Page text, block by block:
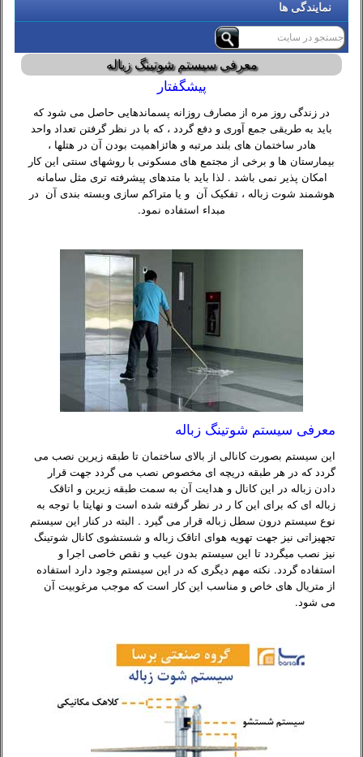
نمایندگی ها
معرفی سیستم شوتینگ زباله
پیشگفتار
در زندگی روز مره از مصارف روزانه پسماندهایی حاصل می شود که
باید به طریقی جمع آوری و دفع گردد ، که با در نظر گرفتن تعداد واحد
هادر ساختمان های بلند مرتبه و هائزاهمیت بودن آن در هتلها ،
بیمارستان ها و برخی از مجتمع های مسکونی با روشهای سنتی این کار
امکان پذیر نمی باشد . لذا باید با متدهای پیشرفته تری مثل سامانه
هوشمند شوت زباله ، تفکیک آن و یا متراکم سازی وبسته بندی آن در
مبداء استفاده نمود.
معرفی سیستم شوتینگ زباله
این سیستم بصورت کانالی از بالای ساختمان تا طبقه زیرین نصب می
گردد که در هر طبقه دریچه ای مخصوص نصب می گردد جهت قرار
دادن زباله در این کانال و هدایت آن به سمت طبقه زیرین و اتاقک
زباله ای که برای این کا ر در نظر گرفته شده است و نهایتا با توجه به
نوع سیستم درون سطل زباله قرار می گیرد . البته در کنار این سیستم
تجهیزاتی نیز جهت تهویه هوای اتاقک زباله و شستشوی کانال شوتینگ
نیز نصب میگردد تا این سیستم بدون عیب و نقص خاصی اجرا و
استفاده گردد. نکته مهم دیگری که در این سیستم وجود دارد استفاده
از متریال های خاص و مناسب این کار است که موجب مرغوبیت آن
می شود.